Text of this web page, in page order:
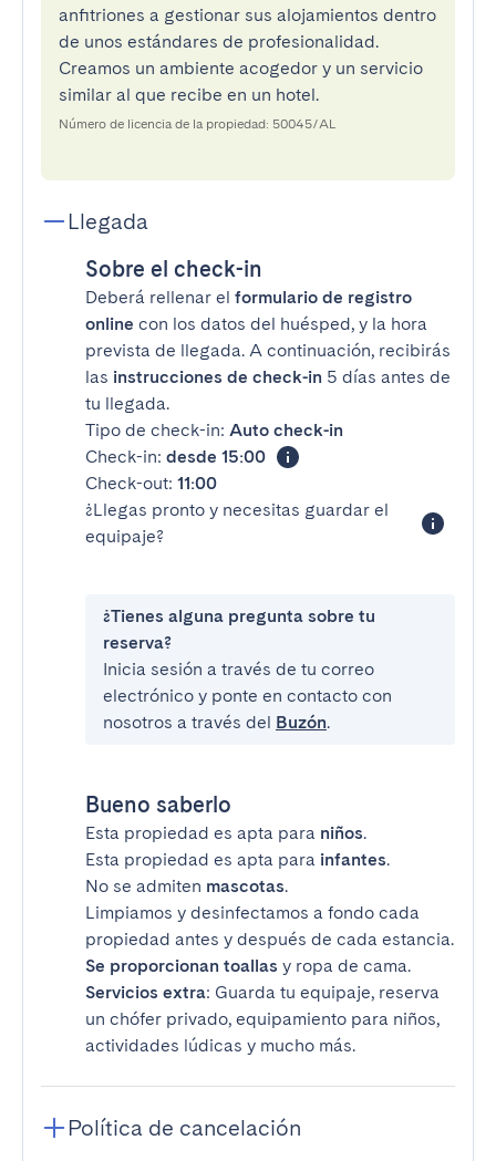
anfitriones a gestionar sus alojamientos dentro
de unos estándares de profesionalidad.
Creamos un ambiente acogedor y un servicio
similar al que recibe en un hotel.
Número de licencia de la propiedad: 50045/AL
Llegada
Sobre el check-in
Deberá rellenar el formulario de registro
online con los datos del huésped, y la hora
prevista de llegada. A continuación, recibirás
las instrucciones de check-in 5 días antes de
tu llegada.
Tipo de check-in: Auto check-in
Check-in: desde 15:00
Check-out: 11:00
¿Llegas pronto y necesitas guardar el
equipaje?
¿Tienes alguna pregunta sobre tu
reserva?
Inicia sesión a través de tu correo
electrónico y ponte en contacto con
nosotros a través del Buzón.
Bueno saberlo
Esta propiedad es apta para niños.
Esta propiedad es apta para infantes.
No se admiten mascotas.
Limpiamos y desinfectamos a fondo cada
propiedad antes y después de cada estancia.
Se proporcionan toallas y ropa de cama.
Servicios extra: Guarda tu equipaje, reserva
un chófer privado, equipamiento para niños,
actividades lúdicas y mucho más.
Política de cancelación